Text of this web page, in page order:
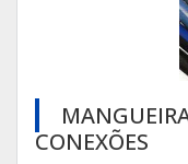
CONEXÕES